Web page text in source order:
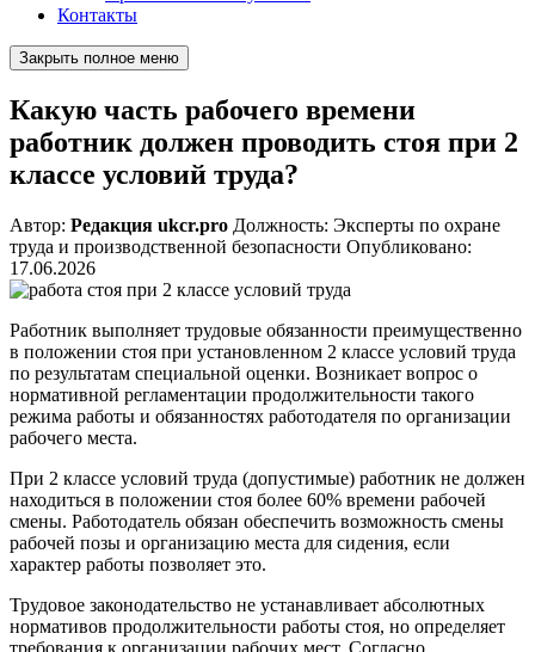
Контакты
Закрыть полное меню
Какую часть рабочего времени
работник должен проводить стоя при 2
классе условий труда?
Автор: Редакция ukcr.pro Должность: Эксперты по охране
труда и производственной безопасности Опубликовано:
17.06.2026
Работник выполняет трудовые обязанности преимущественно
в положении стоя при установленном 2 классе условий труда
по результатам специальной оценки. Возникает вопрос о
нормативной регламентации продолжительности такого
режима работы и обязанностях работодателя по организации
рабочего места.
При 2 классе условий труда (допустимые) работник не должен
находиться в положении стоя более 60% времени рабочей
смены. Работодатель обязан обеспечить возможность смены
рабочей позы и организацию места для сидения, если
характер работы позволяет это.
Трудовое законодательство не устанавливает абсолютных
нормативов продолжительности работы стоя, но определяет
требования к организации рабочих мест. Согласно